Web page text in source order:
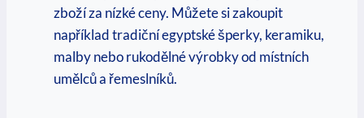
zboží za nízké⁣ ceny. Můžete si zakoupit
například tradiční egyptské šperky, keramiku,
malby nebo rukodělné výrobky ‍od místních
umělců a řemeslníků.